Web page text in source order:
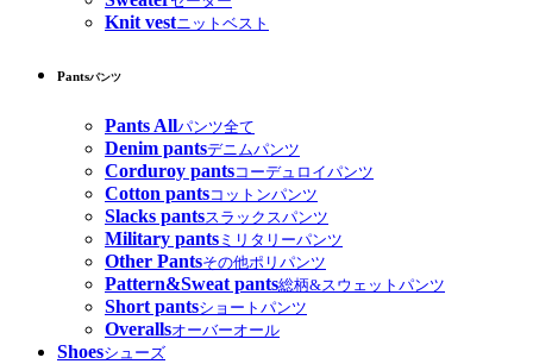
Knit vestニットベスト
Pantsパンツ
Pants Allパンツ全て
Denim pantsデニムパンツ
Corduroy pantsコーデュロイパンツ
Cotton pantsコットンパンツ
Slacks pantsスラックスパンツ
Military pants ミリタリーパンツ
Other Pantsその他ポリパンツ
Pattern&Sweat pants総柄&スウェットパンツ
Short pantsショートパンツ
Overallsオーバーオール
Shoesシューズ